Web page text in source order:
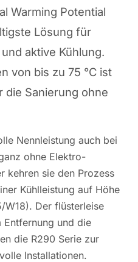
Warming Potential
Lösung für
aktive Kühlung.
von bis zu 75 °C ist
die Sanierung ohne
Nennleistung auch bei
ohne Elektro-
kehren sie den Prozess
Kühlleistung auf Höhe
W18). Der flüsterleise
Entfernung und die
die R290 Serie zur
Installationen.